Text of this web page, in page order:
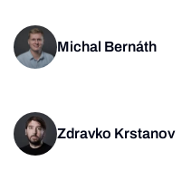
Michal Bernáth
Zdravko Krstanov